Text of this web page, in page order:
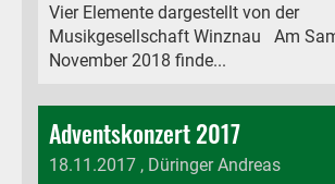
Vier Elemente dargestellt von der
Musikgesellschaft Winznau Am
November 2018 finde...
Adventskonzert 2017
18.11.2017 , Düringer Andreas